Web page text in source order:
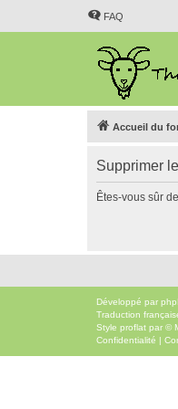
FAQ
Accueil du
Supprimer
Êtes-vous sûr
Développé par
Traduction
Style proflat par ©
Confidentialité |